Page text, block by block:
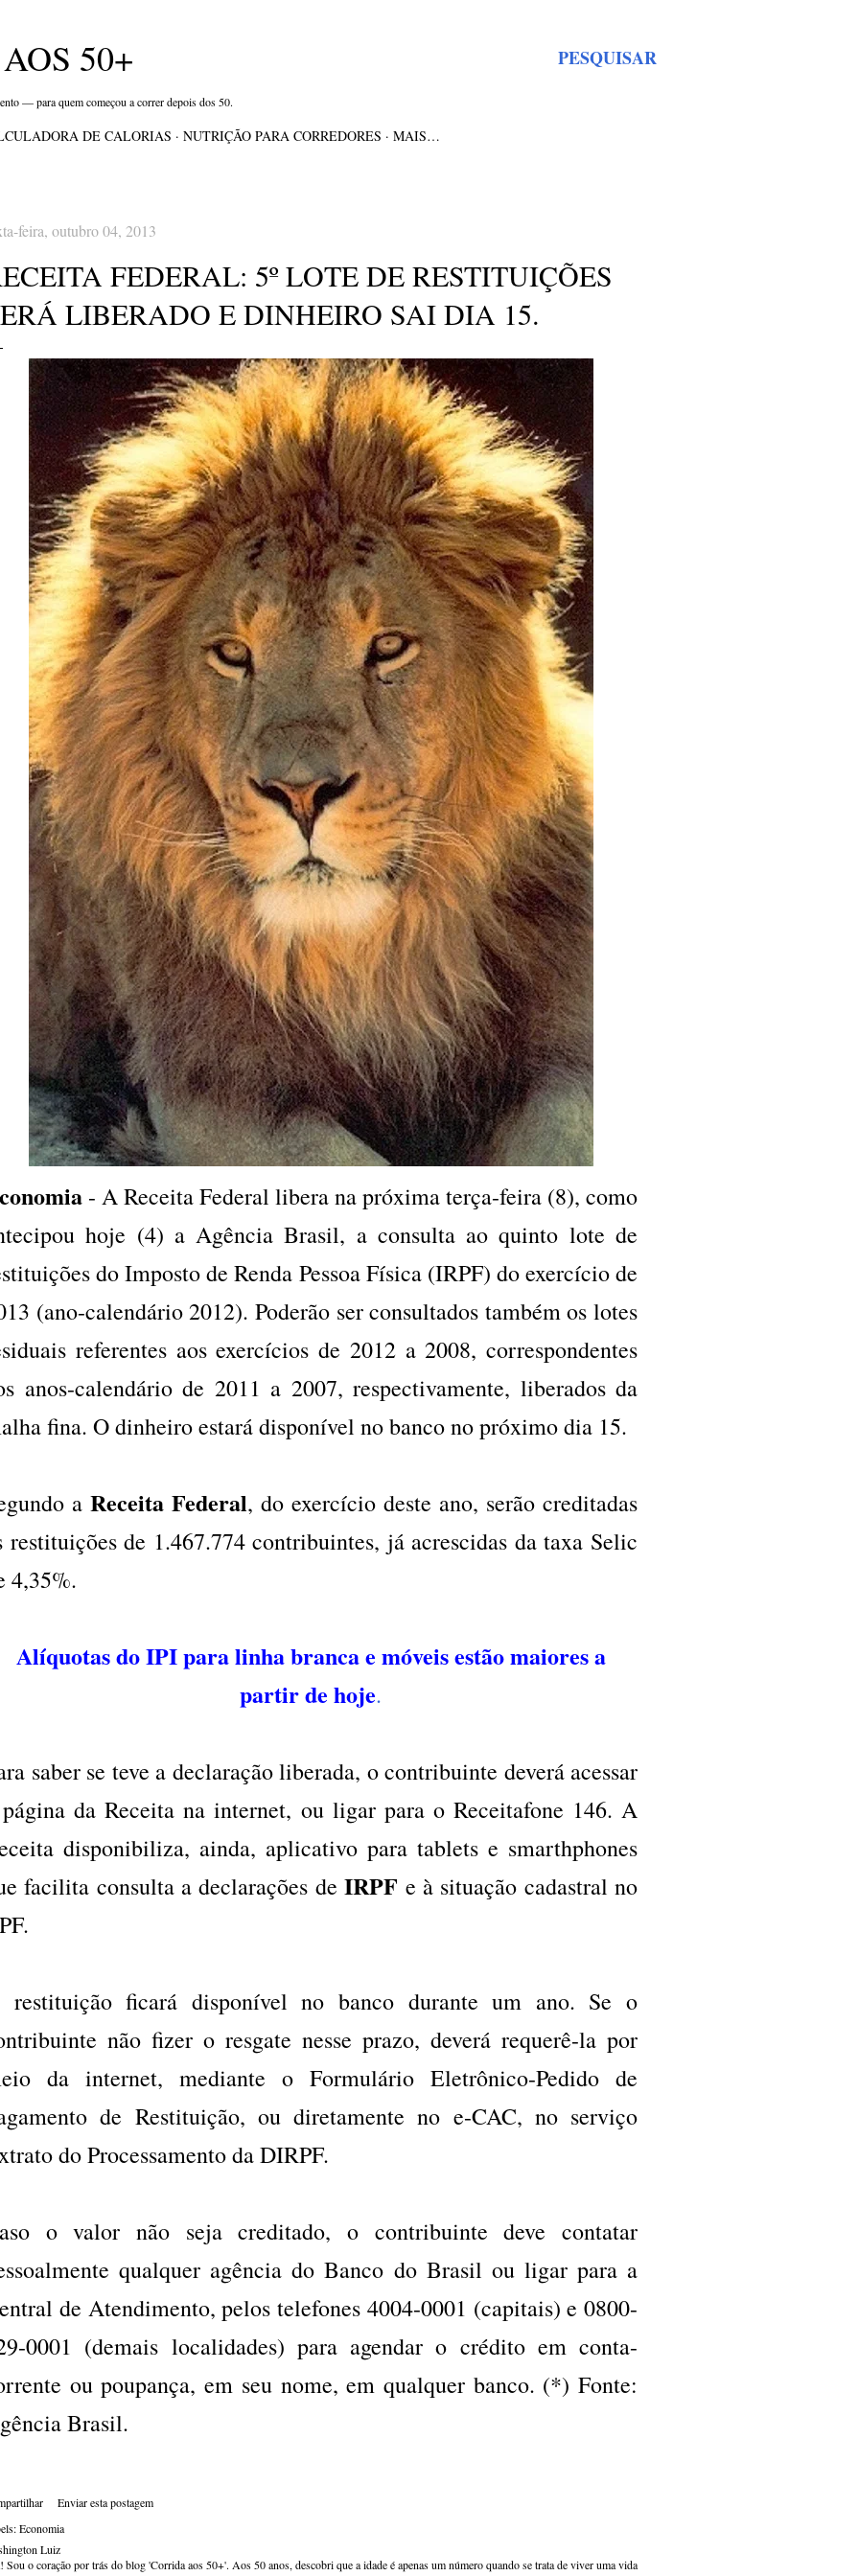
PESQUISAR
50+
— para quem começou a correr depois dos 50.
DE CALORIAS NUTRIÇÃO PARA CORREDORES MAIS…
feira, outubro 04, 2013
FEDERAL: 5º LOTE DE RESTITUIÇÕES
LIBERADO E DINHEIRO SAI DIA 15.
- A Receita Federal libera na próxima terça-feira (8), como
hoje (4) a Agência Brasil, a consulta ao quinto lote de
do Imposto de Renda Pessoa Física (IRPF) do exercício de
(ano-calendário 2012). Poderão ser consultados também os lotes
referentes aos exercícios de 2012 a 2008, correspondentes
anos-calendário de 2011 a 2007, respectivamente, liberados da
fina. O dinheiro estará disponível no banco no próximo dia 15.
a Receita Federal, do exercício deste ano, serão creditadas
restituições de 1.467.774 contribuintes, já acrescidas da taxa Selic
4,35%.
Alíquotas do IPI para linha branca e móveis estão maiores a
partir de hoje.
saber se teve a declaração liberada, o contribuinte deverá acessar
da Receita na internet, ou ligar para o Receitafone 146. A
disponibiliza, ainda, aplicativo para tablets e smarthphones
facilita consulta a declarações de IRPF e à situação cadastral no
restituição ficará disponível no banco durante um ano. Se o
não fizer o resgate nesse prazo, deverá requerê-la por
da internet, mediante o Formulário Eletrônico-Pedido de
de Restituição, ou diretamente no e-CAC, no serviço
do Processamento da DIRPF.
o valor não seja creditado, o contribuinte deve contatar
qualquer agência do Banco do Brasil ou ligar para a
de Atendimento, pelos telefones 4004-0001 (capitais) e 0800-
0001 (demais localidades) para agendar o crédito em conta-
ou poupança, em seu nome, em qualquer banco. (*) Fonte:
Brasil.
Enviar esta postagem
Economia
Luiz
Sou o coração por trás do blog 'Corrida aos 50+'. Aos 50 anos, descobri que a idade é apenas um número quando se trata de viver uma vida